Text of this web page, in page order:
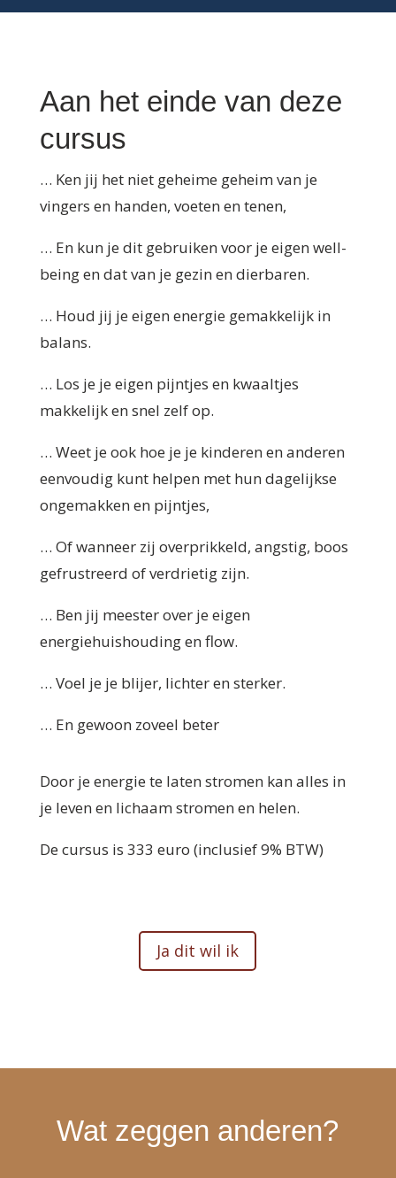
Aan het einde van deze
cursus
… Ken jij het niet geheime geheim van je
vingers en handen, voeten en tenen,
… En kun je dit gebruiken voor je eigen well-
being en dat van je gezin en dierbaren.
… Houd jij je eigen energie gemakkelijk in
balans.
… Los je je eigen pijntjes en kwaaltjes
makkelijk en snel zelf op.
… Weet je ook hoe je je kinderen en anderen
eenvoudig kunt helpen met hun dagelijkse
ongemakken en pijntjes,
… Of wanneer zij overprikkeld, angstig, boos
gefrustreerd of verdrietig zijn.
… Ben jij meester over je eigen
energiehuishouding en flow.
… Voel je je blijer, lichter en sterker.
… En gewoon zoveel beter
Door je energie te laten stromen kan alles in
je leven en lichaam stromen en helen.
De cursus is 333 euro (inclusief 9% BTW)
Ja dit wil ik
Wat zeggen anderen?